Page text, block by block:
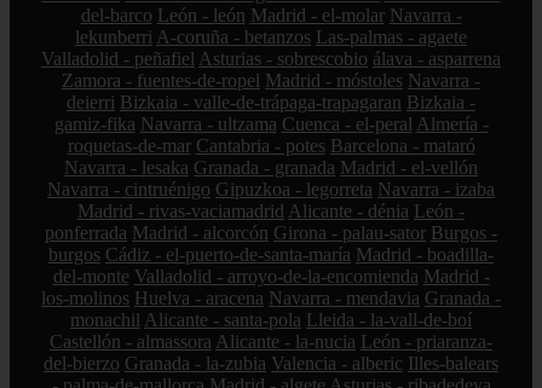
del-barco León - león Madrid - el-molar Navarra -
lekunberri A-coruña - betanzos Las-palmas - agaete
Valladolid - peñafiel Asturias - sobrescobio álava - asparrena
Zamora - fuentes-de-ropel Madrid - móstoles Navarra -
deierri Bizkaia - valle-de-trápaga-trapagaran Bizkaia -
gamiz-fika Navarra - ultzama Cuenca - el-peral Almería -
roquetas-de-mar Cantabria - potes Barcelona - mataró
Navarra - lesaka Granada - granada Madrid - el-vellón
Navarra - cintruénigo Gipuzkoa - legorreta Navarra - izaba
Madrid - rivas-vaciamadrid Alicante - dénia León -
ponferrada Madrid - alcorcón Girona - palau-sator Burgos -
burgos Cádiz - el-puerto-de-santa-maría Madrid - boadilla-
del-monte Valladolid - arroyo-de-la-encomienda Madrid -
los-molinos Huelva - aracena Navarra - mendavia Granada -
monachil Alicante - santa-pola Lleida - la-vall-de-boí
Castellón - almassora Alicante - la-nucia León - priaranza-
del-bierzo Granada - la-zubia Valencia - alberic Illes-balears